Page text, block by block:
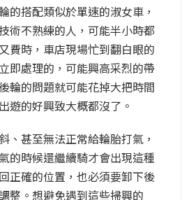
的搭配類似於單速的淑女車，
術不熟練的人，可能半小時都
費時，車店現場忙到翻白眼的
即處理的，可能興高采烈的帶
輪的問題就可能花掉大把時間
遊的好興致大概都沒了。
、甚至無法正常給輪胎打氣，
的時候還繼續騎才會出現這種
正確的位置，也必須要卸下後
整。想避免遇到這些掃興的